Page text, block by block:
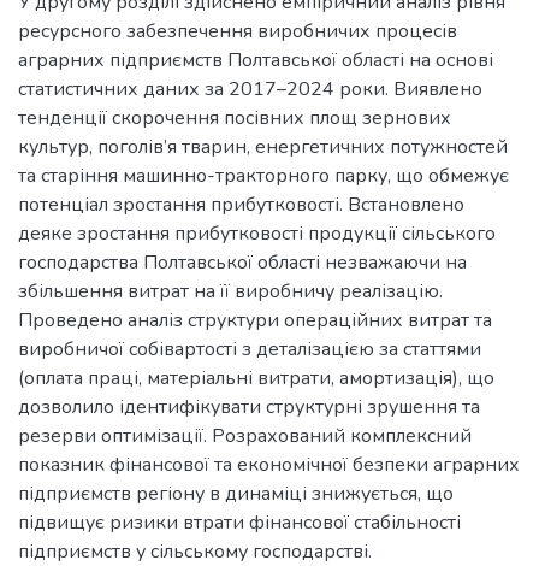
ресурсного забезпечення виробничих процесів
аграрних підприємств Полтавської області на основі
статистичних даних за 2017–2024 роки. Виявлено
тенденції скорочення посівних площ зернових
культур, поголів’я тварин, енергетичних потужностей
та старіння машинно-тракторного парку, що обмежує
потенціал зростання прибутковості. Встановлено
деяке зростання прибутковості продукції сільського
господарства Полтавської області незважаючи на
збільшення витрат на її виробничу реалізацію.
Проведено аналіз структури операційних витрат та
виробничої собівартості з деталізацією за статтями
(оплата праці, матеріальні витрати, амортизація), що
дозволило ідентифікувати структурні зрушення та
резерви оптимізації. Розрахований комплексний
показник фінансової та економічної безпеки аграрних
підприємств регіону в динаміці знижується, що
підвищує ризики втрати фінансової стабільності
підприємств у сільському господарстві.